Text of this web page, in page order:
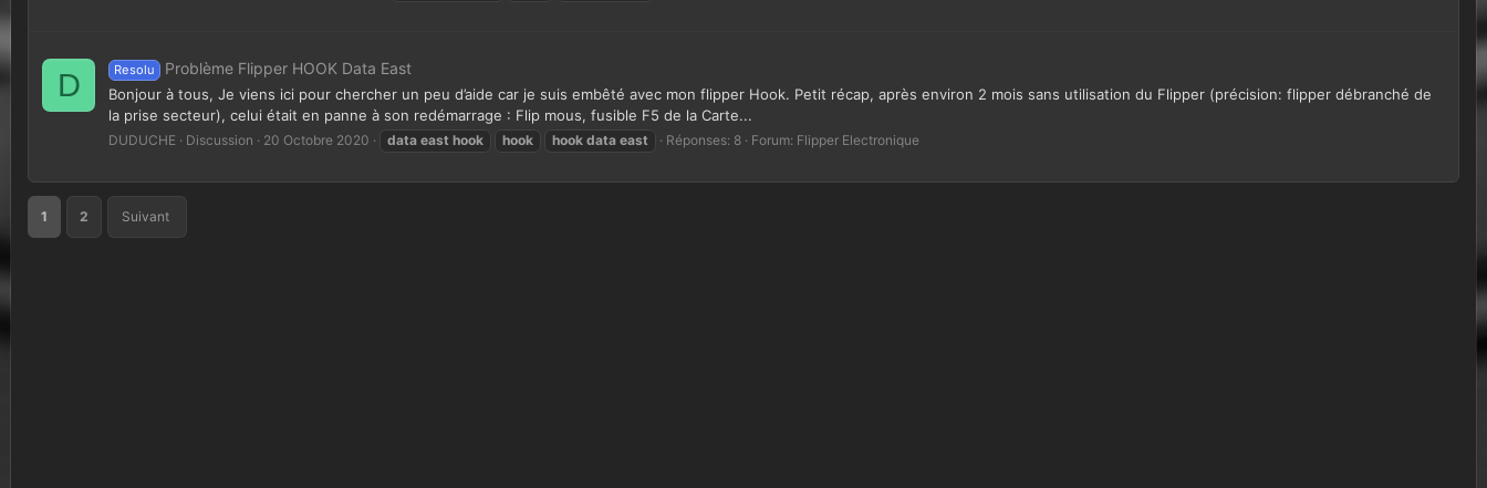
D Resolu Problème Flipper HOOK Data East
Bonjour à tous, Je viens ici pour chercher un peu d’aide car je suis embêté avec mon flipper Hook. Petit récap, après environ 2 mois sans utilisation du Flipper (précision: flipper débranché de
la prise secteur), celui était en panne à son redémarrage : Flip mous, fusible F5 de la Carte...
DUDUCHE Discussion 20 Octobre 2020 data east hook hook hook data east Réponses: 8 Forum: Flipper Electronique
1 2 Suivant